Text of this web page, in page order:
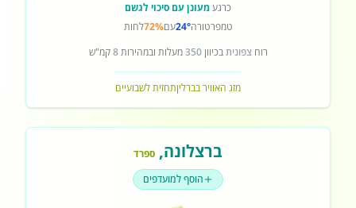
כרגעמעונן עם סיכוי לגשם
טמפרטורה24°עם72%לחות
רוחצפוניתבכיוון350מעלות ובמהירות8קמ"ש
מזג האוויר בברליןתחזית לשבועיים
ברצלונה, ספרד
הוסף למועדפים